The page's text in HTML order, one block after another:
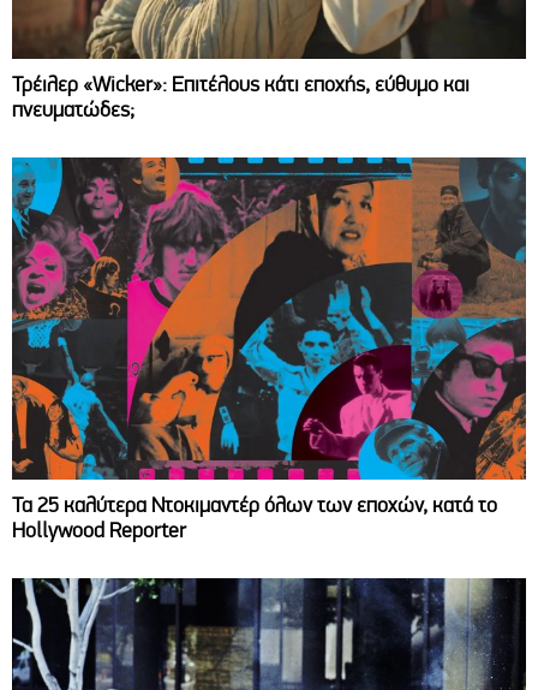
Τρέιλερ «Wicker»: Επιτέλους κάτι εποχής, εύθυμο και
πνευματώδες;
Τα 25 καλύτερα Ντοκιμαντέρ όλων των εποχών, κατά το
Hollywood Reporter